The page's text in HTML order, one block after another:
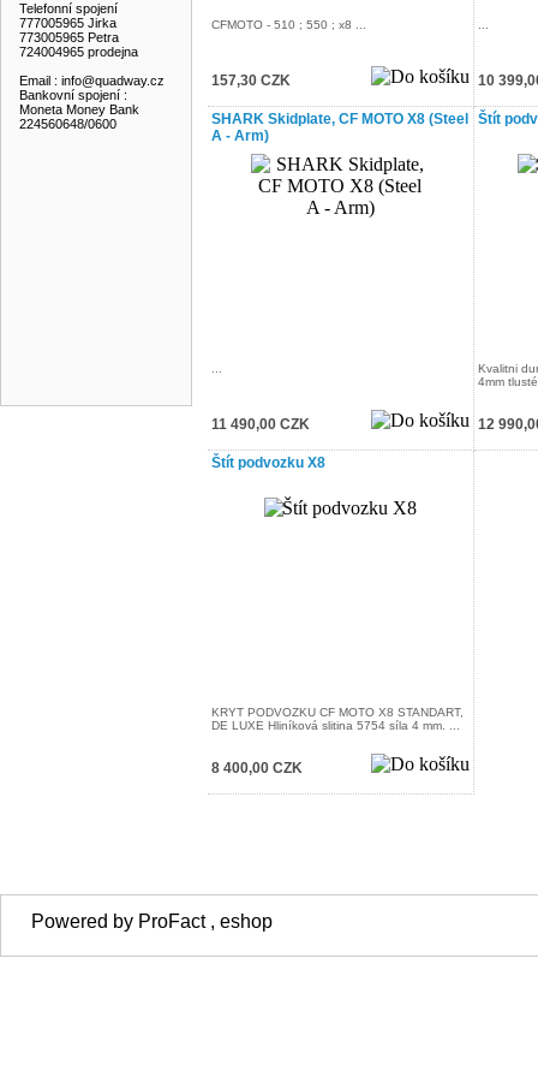
Telefonní spojení
777005965 Jirka
773005965 Petra
724004965 prodejna
Email : info@quadway.cz
Bankovní spojení :
Moneta Money Bank
224560648/0600
CFMOTO - 510 ; 550 ; x8 ...
157,30 CZK 10
SHARK Skidplate, CF MOTO X8 (Steel
A - Arm)
11 490,00 CZK
Štít
Kvalitni
4mm
12
Štít podvozku X8
KRYT PODVOZKU CF MOTO X8 STANDART,
DE LUXE Hliníková slitina 5754 síla 4 mm. ...
8 400,00 CZK
Powered by ProFact , eshop